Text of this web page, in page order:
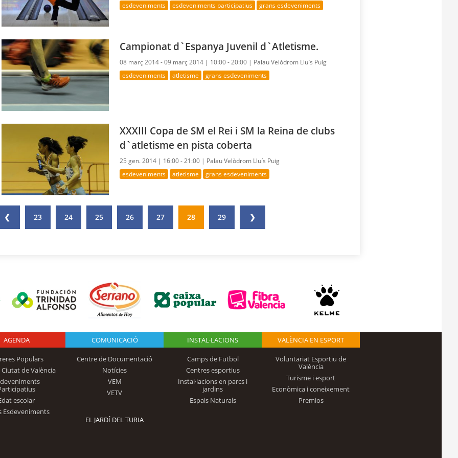
esdeveniments esdeveniments participatius grans esdeveniments
Campionat d`Espanya Juvenil d`Atletisme.
08 març 2014 - 09 març 2014 | 10:00 - 20:00 | Palau Velòdrom Lluís Puig
esdeveniments atletisme grans esdeveniments
XXXIII Copa de SM el Rei i SM la Reina de clubs
d`atletisme en pista coberta
25 gen. 2014 | 16:00 - 21:00 | Palau Velòdrom Lluís Puig
esdeveniments atletisme grans esdeveniments
❮ 23 24 25 26 27 28 29 ❯
Logo Fundación
Trinidad Alfonso
AGENDA
Populars
de València
escolar
Esdeveniments
COMUNICACIÓ
Centre de Documentació
Notícies
VEM
VETV
INSTAL·LACIONS
Camps de Futbol
Centres esportius
Instal·lacions en parcs i
jardins
Espais Naturals
VALÈNCIA EN ESPORT
Voluntariat Esportiu de
València
Turisme i esport
Econòmica i coneixement
Premios
EL JARDÍ DEL TURIA